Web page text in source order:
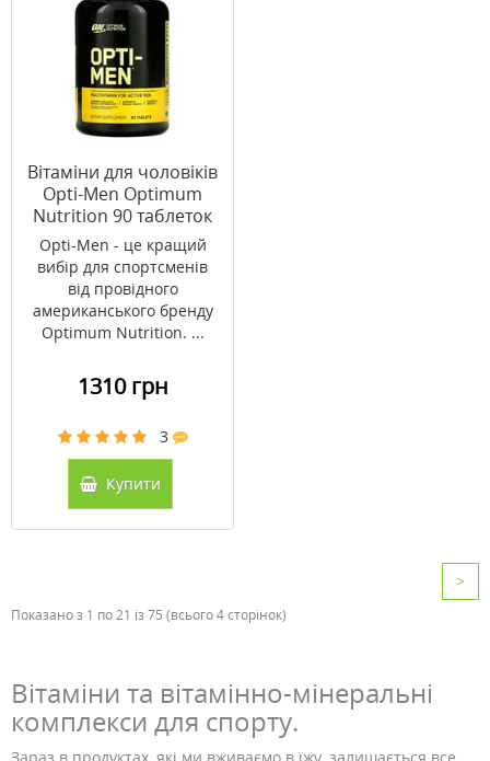
Вітаміни для чоловіків
Opti-Men Optimum
Nutrition 90 таблеток
Opti-Men - це кращий
вибір для спортсменів
від провідного
американського бренду
Optimum Nutrition. ...
1310 грн
3
Купити
>
Показано з 1 по 21 із 75 (всього 4 сторінок)
Вітаміни та вітамінно-мінеральні
комплекси для спорту.